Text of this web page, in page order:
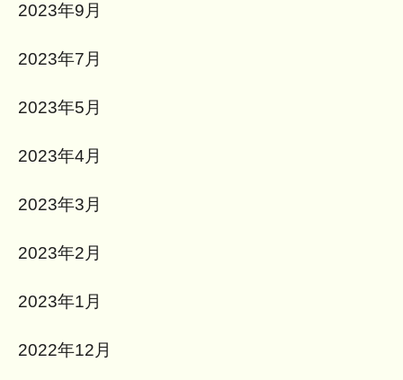
2023年9月
2023年7月
2023年5月
2023年4月
2023年3月
2023年2月
2023年1月
2022年12月